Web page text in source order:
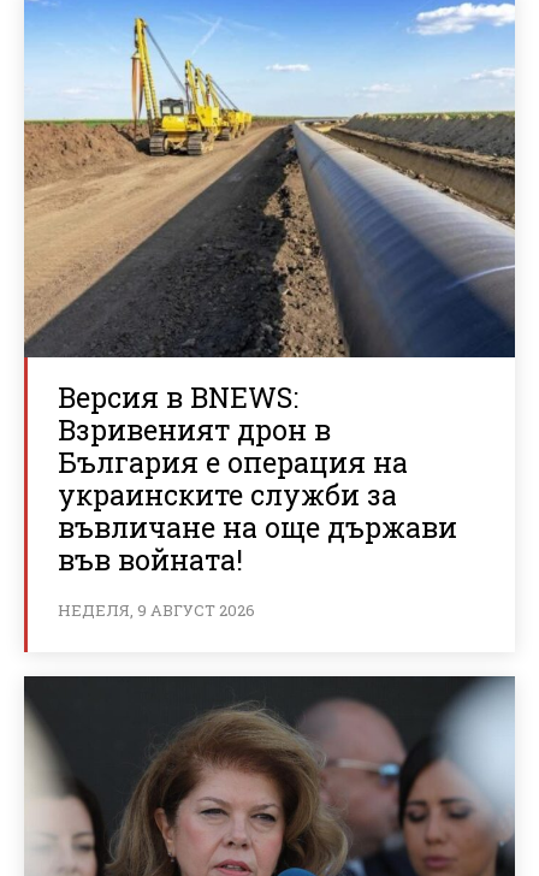
Версия в BNEWS:
Взривеният дрон в
България е операция на
украинските служби за
въвличане на още държави
във войната!
НЕДЕЛЯ, 9 АВГУСТ 2026